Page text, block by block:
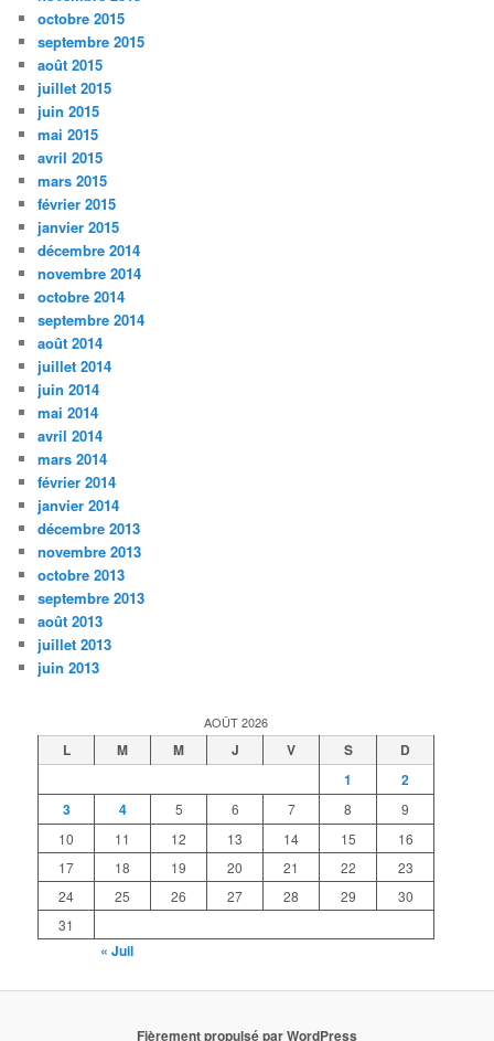
octobre 2015
septembre 2015
août 2015
juillet 2015
juin 2015
mai 2015
avril 2015
mars 2015
février 2015
janvier 2015
décembre 2014
novembre 2014
octobre 2014
septembre 2014
août 2014
juillet 2014
juin 2014
mai 2014
avril 2014
mars 2014
février 2014
janvier 2014
décembre 2013
novembre 2013
octobre 2013
septembre 2013
août 2013
juillet 2013
juin 2013
AOÛT 2026
L M M J V S
D
1
2
3
4 5 6 7 8
9
10
11 12 13 14 15
16
17
18 19 20 21 22
23
24
25 26 27 28 29
30
31
« Juil
Fièrement propulsé par WordPress